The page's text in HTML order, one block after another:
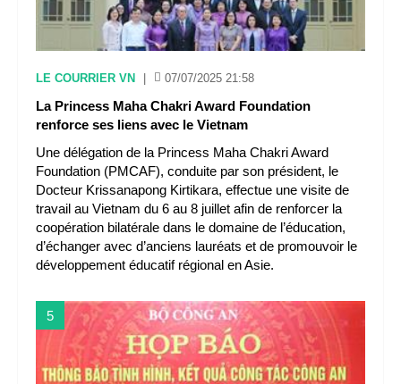
LE COURRIER VN 07/07/2025 21:58
La Princess Maha Chakri Award Foundation
renforce ses liens avec le Vietnam
Une délégation de la Princess Maha Chakri Award
Foundation (PMCAF), conduite par son président, le
Docteur Krissanapong Kirtikara, effectue une visite de
travail au Vietnam du 6 au 8 juillet afin de renforcer la
coopération bilatérale dans le domaine de l’éducation,
d’échanger avec d’anciens lauréats et de promouvoir le
développement éducatif régional en Asie.
5